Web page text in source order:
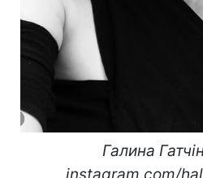
Галина